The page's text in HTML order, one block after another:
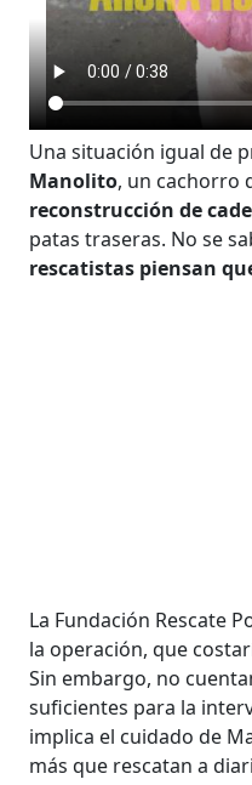
Una situación igual de
Manolito, un cachorro
reconstrucción de
patas traseras. No se
rescatistas piensan
La Fundación Rescate
la operación, que
Sin embargo, no
suficientes para la
implica el cuidado de
más que rescatan a